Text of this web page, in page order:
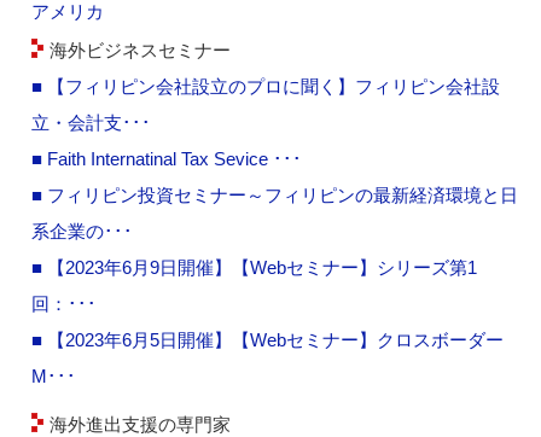
アメリカ
海外ビジネスセミナー
■ 【フィリピン会社設立のプロに聞く】フィリピン会社設
立・会計支･･･
■ Faith Internatinal Tax Sevice ･･･
■ フィリピン投資セミナー～フィリピンの最新経済環境と日
系企業の･･･
■ 【2023年6月9日開催】【Webセミナー】シリーズ第1
回：･･･
■ 【2023年6月5日開催】【Webセミナー】クロスボーダー
M･･･
海外進出支援の専門家